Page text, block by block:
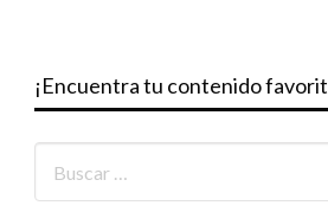
¡Encuentra tu contenido